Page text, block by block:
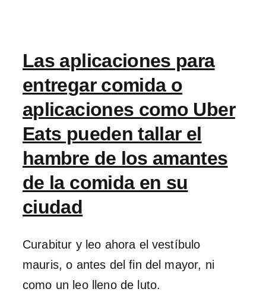
Las aplicaciones para
entregar comida o
aplicaciones como Uber
Eats pueden tallar el
hambre de los amantes
de la comida en su
ciudad
Curabitur y leo ahora el vestíbulo
mauris, o antes del fin del mayor, ni
como un leo lleno de luto.